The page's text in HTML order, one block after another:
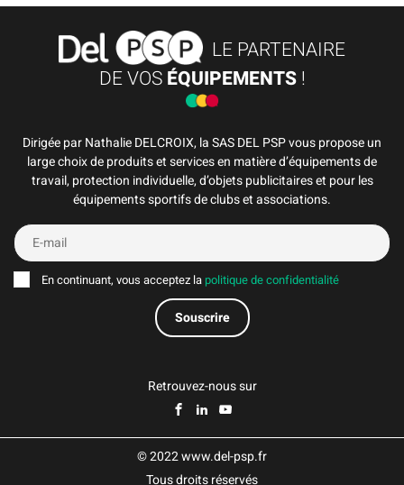
LE PARTENAIRE
DE VOSÉQUIPEMENTS!
Dirigée par Nathalie DELCROIX, la SAS DEL PSP vous propose un
large choix de produits et services en matière d’équipements de
travail, protection individuelle, d’objets publicitaires et pour les
équipements sportifs de clubs et associations.
En continuant, vous acceptez la politique de confidentialité
Retrouvez-nous sur
© 2022 www.del-psp.fr
Tous droits réservés